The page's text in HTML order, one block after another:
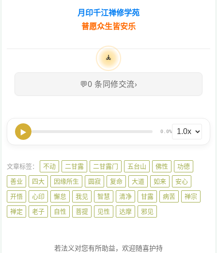
月印千江禅修学苑
普愿众生皆安乐
🧘
💬0 条同修交流›
▶ 0.0%
文章标签： 不动 二甘露 二甘露门 五台山 佛性
功德
善业
四大 因缘所生 圆寂 复命 大道 如来
安心
开悟
心印 懈怠 我见 智慧 清净 甘露 病苦
禅宗
禅定
老子 自性 菩提 见性 达摩 邪见
若法义对您有所助益，欢迎随喜护持